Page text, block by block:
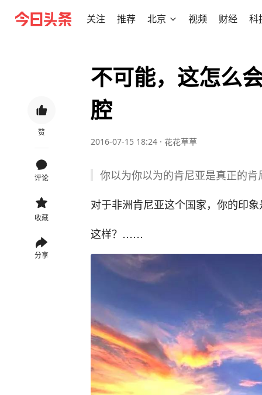
关注 推荐 北京 视频 财经 科
赞
评论
收藏
分享
不可能，这怎么
腔
2016-07-15 18:24 · 花花草草
你以为你以为的肯尼亚是真正的肯
对于非洲肯尼亚这个国家，你的印象
这样？……